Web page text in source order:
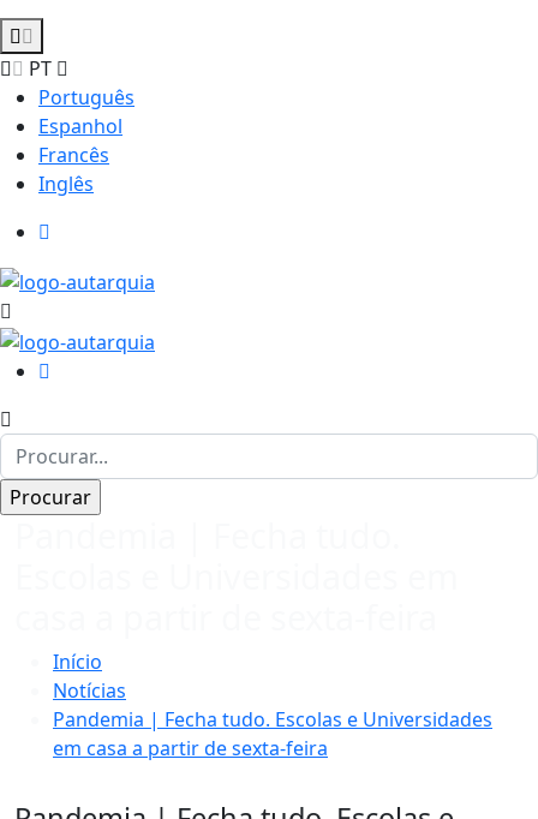
PT
Português
Espanhol
Francês
Inglês
Início
Notícias
Pandemia | Fecha tudo. Escolas e Universidades
em casa a partir de sexta-feira